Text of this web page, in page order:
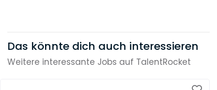
Das könnte dich auch interessieren
Weitere interessante Jobs auf TalentRocket